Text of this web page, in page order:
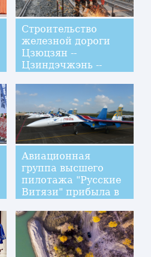
Строительство
железной дороги
Цзюцзян --
Цзиндэчжэнь --
в завершающую
стадию
Авиационная
группа высшего
пилотажа "Русские
Витязи" прибыла в
в авиасалоне